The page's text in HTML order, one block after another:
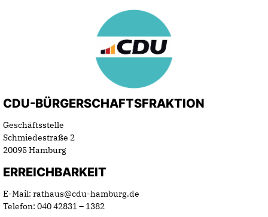
CDU-BÜRGERSCHAFTSFRAKTION
Geschäftsstelle
Schmiedestraße 2
20095 Hamburg
ERREICHBARKEIT
E-Mail: rathaus@cdu-hamburg.de
Telefon: 040 42831 – 1382